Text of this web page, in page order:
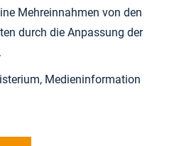
Mehreinnahmen von den
durch die Anpassung der
Medieninformation